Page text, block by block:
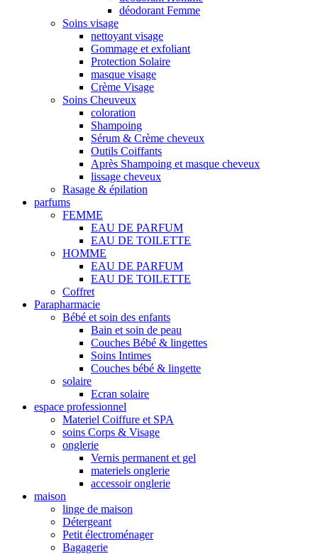
déodorant Femme
Soins visage
nettoyant visage
Gommage et exfoliant
Protection Solaire
masque visage
Crème Visage
Soins Cheuveux
coloration
Shampoing
Sérum & Crème cheveux
Outils Coiffants
Après Shampoing et masque cheveux
lissage cheveux
Rasage & épilation
parfums
FEMME
EAU DE PARFUM
EAU DE TOILETTE
HOMME
EAU DE PARFUM
EAU DE TOILETTE
Coffret
Parapharmacie
Bébé et soin des enfants
Bain et soin de peau
Couches Bébé & lingettes
Soins Intimes
Couches bébé & lingette
solaire
Ecran solaire
espace professionnel
Materiel Coiffure et SPA
soins Corps & Visage
onglerie
Vernis permanent et gel
materiels onglerie
accessoir onglerie
maison
linge de maison
Détergeant
Petit électroménager
Bagagerie